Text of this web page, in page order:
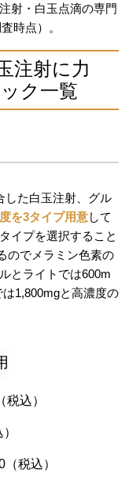
射・白玉点滴の専門
時点）。
注射に力
ク一覧
した白玉注射、グル
を3タイプ用意して
イプを選択すること
のでメラミン色素の
とライトでは600m
1,800mgと高濃度の
込）
税込）